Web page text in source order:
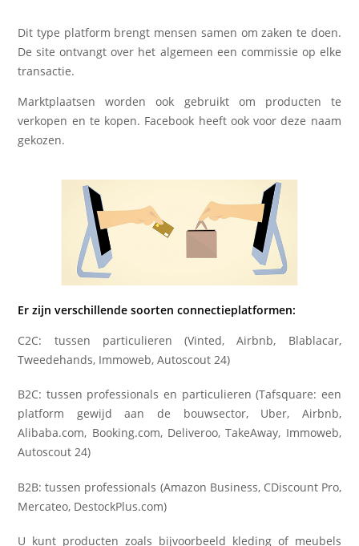
Dit type platform brengt mensen samen om zaken te doen.
De site ontvangt over het algemeen een commissie op elke
transactie.
Marktplaatsen worden ook gebruikt om producten te
verkopen en te kopen. Facebook heeft ook voor deze naam
gekozen.
Er zijn verschillende soorten connectieplatformen:
C2C: tussen particulieren (Vinted, Airbnb, Blablacar,
Tweedehands, Immoweb, Autoscout 24)
B2C: tussen professionals en particulieren (Tafsquare: een
platform gewijd aan de bouwsector, Uber, Airbnb,
Alibaba.com, Booking.com, Deliveroo, TakeAway, Immoweb,
Autoscout 24)
B2B: tussen professionals (Amazon Business, CDiscount Pro,
Mercateo, DestockPlus.com)
U kunt producten zoals bijvoorbeeld kleding of meubels